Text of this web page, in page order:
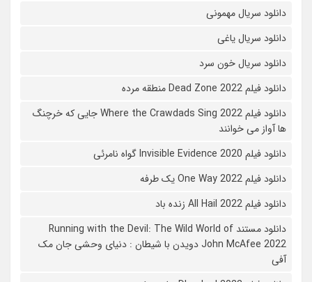
دانلود سریال مهمونی
دانلود سریال یاغی
دانلود سریال خون سرد
دانلود فیلم 2022 Dead Zone منطقه مرده
دانلود فیلم Where the Crawdads Sing 2022 جایی که خرچنگ
ها آواز می خوانند
دانلود فیلم 2020 Invisible Evidence گواه نامرئی
دانلود فیلم One Way 2022 یک طرفه
دانلود فیلم All Hail 2022 زنده باد
دانلود مستند Running with the Devil: The Wild World of
John McAfee 2022 دویدن با شیطان : دنیای وحشی جان مک
آفی